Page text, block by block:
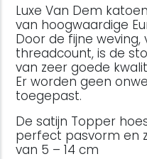
Luxe Van Dem
van hoogwaardige
Door de fijne weving,
threadcount, is de
van zeer goede
Er worden geen
toegepast.
De satijn Topper
perfect pasvorm en
van 5 – 14 cm